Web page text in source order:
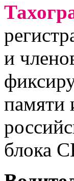
и
памяти
блока